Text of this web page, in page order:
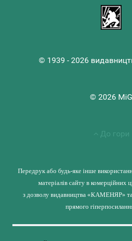
© 1939 - 2026
© 2026 MiG
До гори
Передрук або будь-яке інше
матеріалів сайту в комерційних
з дозволу видавництва «КАМЕНЯР» та
прямого